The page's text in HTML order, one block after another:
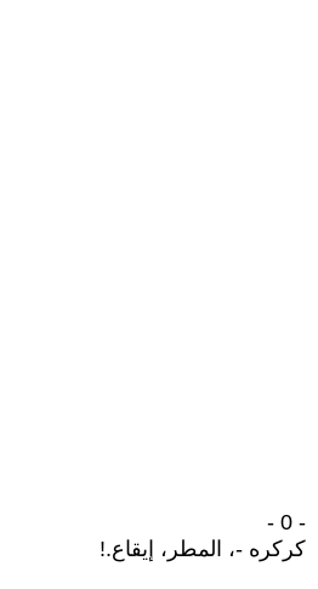
- 0 -
كركره -، المطر، إيقاع.!